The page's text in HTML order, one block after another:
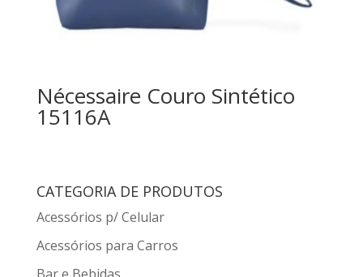
Nécessaire Couro Sintético
15116A
CATEGORIA DE PRODUTOS
Acessórios p/ Celular
Acessórios para Carros